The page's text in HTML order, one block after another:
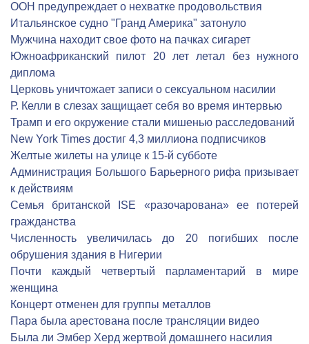
ООН предупреждает о нехватке продовольствия
Итальянское судно "Гранд Америка" затонуло
Мужчина находит свое фото на пачках сигарет
Южноафриканский пилот 20 лет летал без нужного
диплома
Церковь уничтожает записи о сексуальном насилии
Р. Келли в слезах защищает себя во время интервью
Трамп и его окружение стали мишенью расследований
New York Times достиг 4,3 миллиона подписчиков
Желтые жилеты на улице к 15-й субботе
Администрация Большого Барьерного рифа призывает
к действиям
Семья британской ISE «разочарована» ее потерей
гражданства
Численность увеличилась до 20 погибших после
обрушения здания в Нигерии
Почти каждый четвертый парламентарий в мире
женщина
Концерт отменен для группы металлов
Пара была арестована после трансляции видео
Была ли Эмбер Херд жертвой домашнего насилия